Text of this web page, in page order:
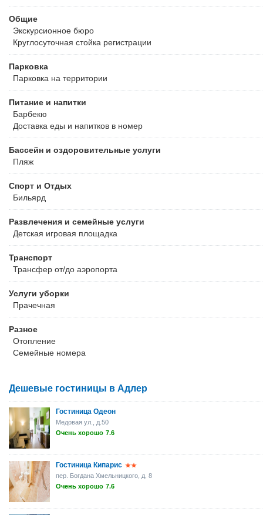
Общие
Экскурсионное бюро
Круглосуточная стойка регистрации
Парковка
Парковка на территории
Питание и напитки
Барбекю
Доставка еды и напитков в номер
Бассейн и оздоровительные услуги
Пляж
Спорт и Отдых
Бильярд
Развлечения и семейные услуги
Детская игровая площадка
Транспорт
Трансфер от/до аэропорта
Услуги уборки
Прачечная
Разное
Отопление
Семейные номера
Дешевые гостиницы в Адлер
Гостиница Одеон
Медовая ул., д.50
Очень хорошо 7.6
Гостиница Кипарис
пер. Богдана Хмельницкого, д. 8
Очень хорошо 7.6